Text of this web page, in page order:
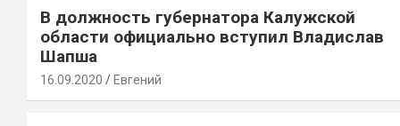
В должность губернатора Калужской
области официально вступил Владислав
Шапша
16.09.2020 Евгений